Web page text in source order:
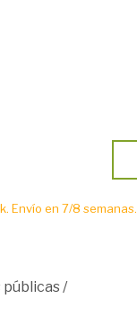
Envío en 7/8 semanas.
públicas/